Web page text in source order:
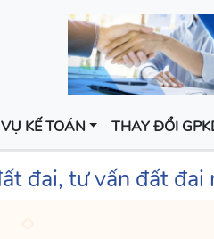
KẾ TOÁN THAY ĐỔI
đai, tư vấn đất đai